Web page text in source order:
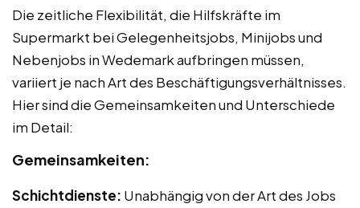
Die zeitliche Flexibilität, die Hilfskräfte im
Supermarkt bei Gelegenheitsjobs, Minijobs und
Nebenjobs in Wedemark aufbringen müssen,
variiert je nach Art des Beschäftigungsverhältnisses.
Hier sind die Gemeinsamkeiten und Unterschiede
im Detail:
Gemeinsamkeiten:
Schichtdienste: Unabhängig von der Art des Jobs